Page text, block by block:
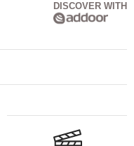
DISCOVER WITH